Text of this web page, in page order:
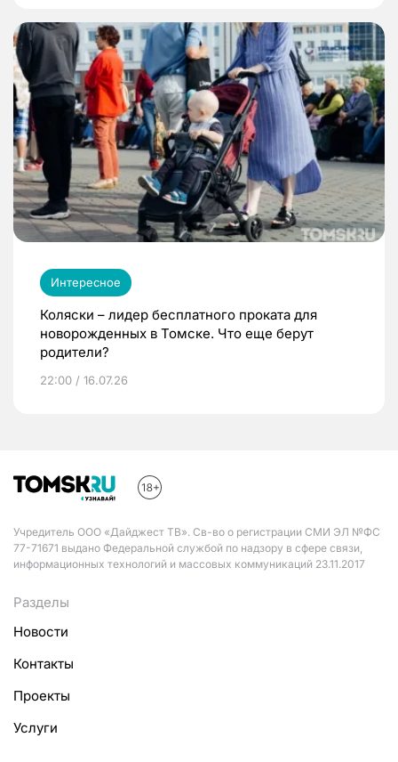
Интересное
Коляски – лидер бесплатного проката для
новорожденных в Томске. Что еще берут
родители?
22:00 / 16.07.26
Учредитель ООО «Дайджест ТВ». Св-во о регистрации СМИ ЭЛ №ФС
77-71671 выдано Федеральной службой по надзору в сфере связи,
информационных технологий и массовых коммуникаций 23.11.2017
Разделы
Новости
Контакты
Проекты
Услуги